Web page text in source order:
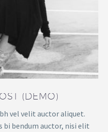
(DEMO)
vel velit auctor aliquet.
bi bendum auctor, nisi elit